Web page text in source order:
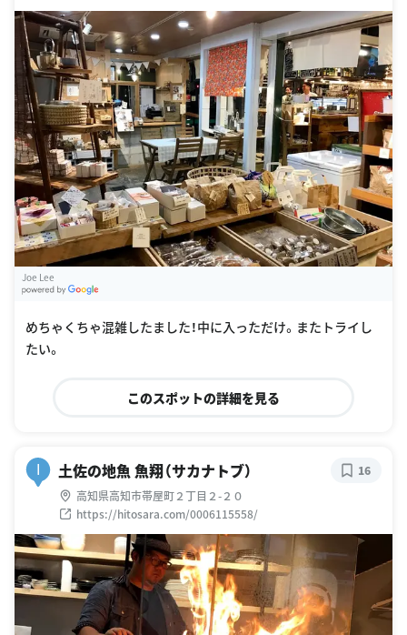
Joe Lee
めちゃくちゃ混雑したました！中に入っただけ。またトライし
たい。
このスポットの詳細を見る
I 土佐の地魚 魚翔（サカナトブ）
高知県高知市帯屋町２丁目２-２０
https://hitosara.com/0006115558/
16